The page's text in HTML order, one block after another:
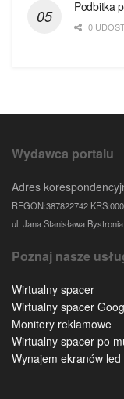
Podbitka
0
Wydawca portalu
Adres
REGON:387822742
ul. Jana Stanisława
Poznaj nasze
Wirtualny spacer
Wirtualny spacer
Monitory reklamowe
Wirtualny spacer po
Wynajem ekranów led